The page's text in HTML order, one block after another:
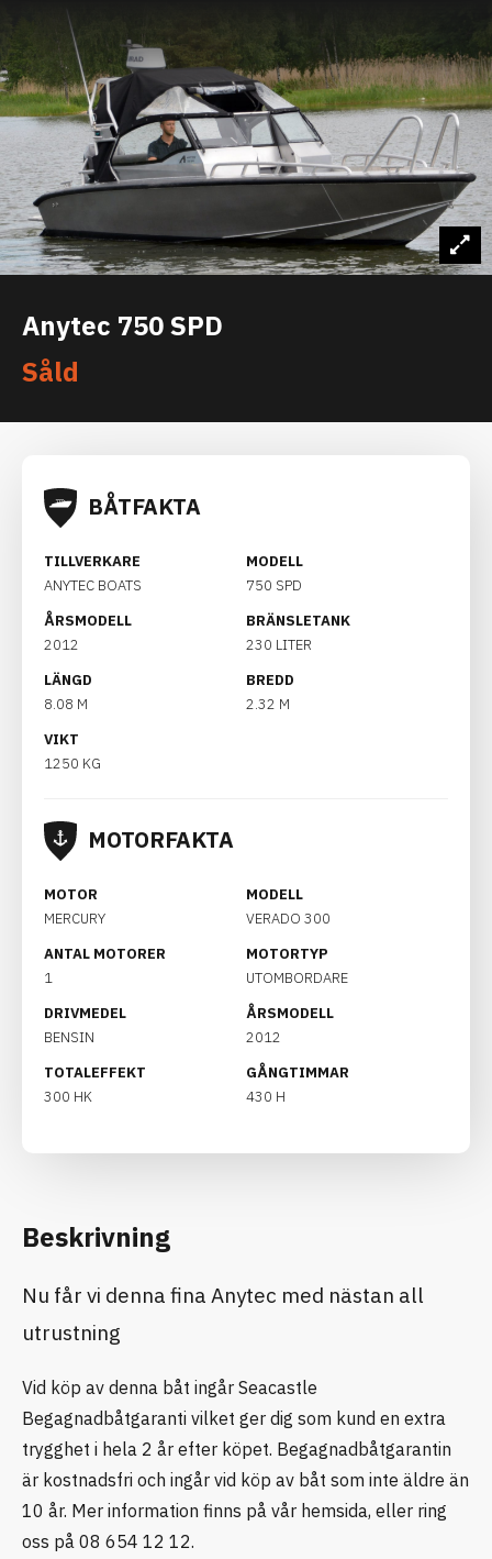
Anytec 750 SPD
Såld
BÅTFAKTA
TILLVERKARE
ANYTEC BOATS
MODELL
750 SPD
ÅRSMODELL
2012
BRÄNSLETANK
230 LITER
LÄNGD
8.08 M
BREDD
2.32 M
VIKT
1250 KG
MOTORFAKTA
MOTOR
MERCURY
MODELL
VERADO 300
ANTAL MOTORER
1
MOTORTYP
UTOMBORDARE
DRIVMEDEL
BENSIN
ÅRSMODELL
2012
TOTALEFFEKT
300 HK
GÅNGTIMMAR
430 H
Beskrivning
Nu får vi denna fina Anytec med nästan all
utrustning
Vid köp av denna båt ingår Seacastle
Begagnadbåtgaranti vilket ger dig som kund en extra
trygghet i hela 2 år efter köpet. Begagnadbåtgarantin
är kostnadsfri och ingår vid köp av båt som inte äldre än
10 år. Mer information finns på vår hemsida, eller ring
oss på 08 654 12 12.